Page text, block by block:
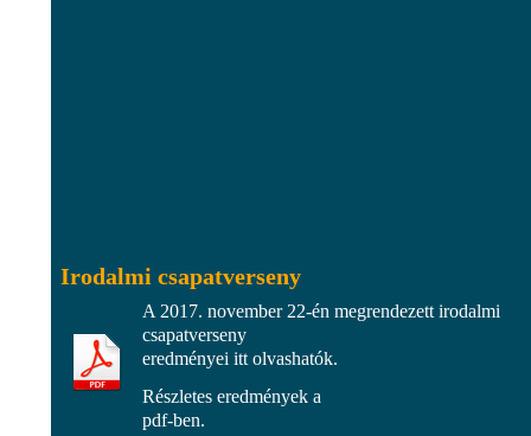
Irodalmi csapatverseny
A 2017. november 22-én megrendezett irodalmi
csapatverseny
eredményei itt olvashatók.
Részletes eredmények a
pdf-ben.